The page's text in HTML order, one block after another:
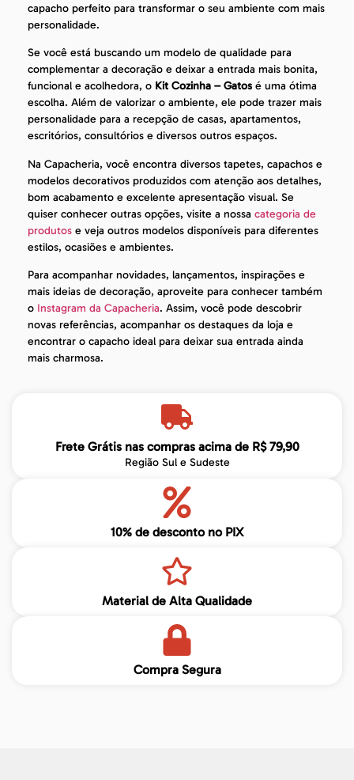
capacho perfeito para transformar o seu ambiente com mais
personalidade.
Se você está buscando um modelo de qualidade para
complementar a decoração e deixar a entrada mais bonita,
funcional e acolhedora, o Kit Cozinha – Gatos é uma ótima
escolha. Além de valorizar o ambiente, ele pode trazer mais
personalidade para a recepção de casas, apartamentos,
escritórios, consultórios e diversos outros espaços.
Na Capacheria, você encontra diversos tapetes, capachos e
modelos decorativos produzidos com atenção aos detalhes,
bom acabamento e excelente apresentação visual. Se
quiser conhecer outras opções, visite a nossa categoria de
produtos e veja outros modelos disponíveis para diferentes
estilos, ocasiões e ambientes.
Para acompanhar novidades, lançamentos, inspirações e
mais ideias de decoração, aproveite para conhecer também
o Instagram da Capacheria. Assim, você pode descobrir
novas referências, acompanhar os destaques da loja e
encontrar o capacho ideal para deixar sua entrada ainda
mais charmosa.
Frete Grátis nas compras acima de R$ 79,90
Região Sul e Sudeste
10% de desconto no PIX
Material de Alta Qualidade
Compra Segura